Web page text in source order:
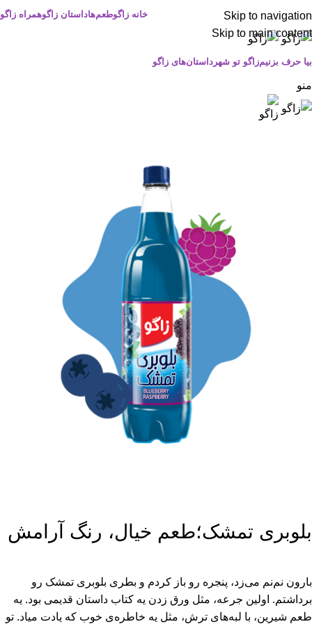
Skip to navigation
Skip to main content
خانه زاگوطعم‌هاداستان زاگوهمراه زاگو
بیا حرف بزنیمزاگو تو شهر داستان‌های زاگو
منو
بلوبری تمشک؛طعم خیال، رنگ آرامش
بارون نم‌نم می‌زد، پنجره رو باز کردم و بطری بلوبری تمشک رو
برداشتم. اولین جرعه، مثل ورق زدن یه کتاب داستان قدیمی بود. یه
طعم شیرین، با لبه‌های ترش، مثل یه خاطره‌ی خوب که یادت میاد. تو